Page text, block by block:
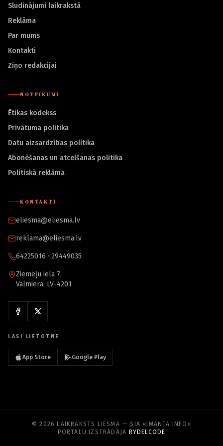
Sludinājumi laikrakstā
Reklāma
Par mums
Kontakti
Ziņo redakcijai
NOTEIKUMI
Ētikas kodekss
Privātuma politika
Datu aizsardzības politika
Abonēšanas un atcelšanas politika
Politiskā reklāma
KONTAKTI
eliesma@eliesma.lv
reklama@eliesma.lv
64225016 · 29449035
Ziemeļu iela 7,
Valmiera, LV-4201
LASI LIETOTNĒ
App Store Google Play
© 2026 LAIKRAKSTS LIESMA — SIA «IMANTA INFO»
PORTĀLU IZSTRĀDĀJA RYDELCODE